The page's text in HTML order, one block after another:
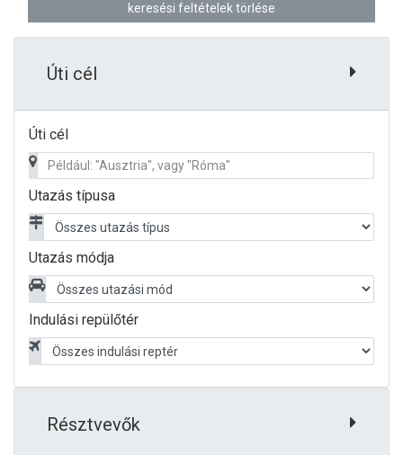
keresési feltételek törlése
Úti cél
Úti cél
Utazás típusa
Utazás módja
Indulási repülőtér
Résztvevők